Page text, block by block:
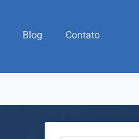
Blog Contato